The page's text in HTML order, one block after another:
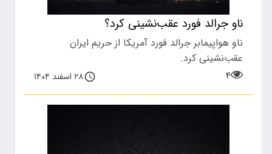
ناو جرالد فورد عقب‌نشینی کرد؟
ناو هواپیمابر جرالد فورد آمریکا از حریم ایران
عقب‌نشینی کرد.
۴
۲۸ اسفند ۱۴۰۴